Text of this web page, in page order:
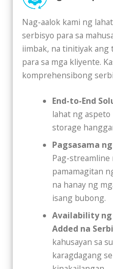
Nag-aalok kami ng
serbisyo para sa
iimbak, na tinitiyak ang
para sa mga kliyente.
komprehensibong
End-to-End
lahat ng
storage
Pagsasama
Pag-streamline
pamamagitan
na hanay ng
isang bubong.
Availability ng
Added na
kahusayan sa
karagdagang